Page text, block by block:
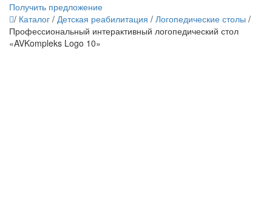
Получить предложение
/ Каталог / Детская реабилитация / Логопедические столы /
Профессиональный интерактивный логопедический стол
«AVKompleks Logo 10»